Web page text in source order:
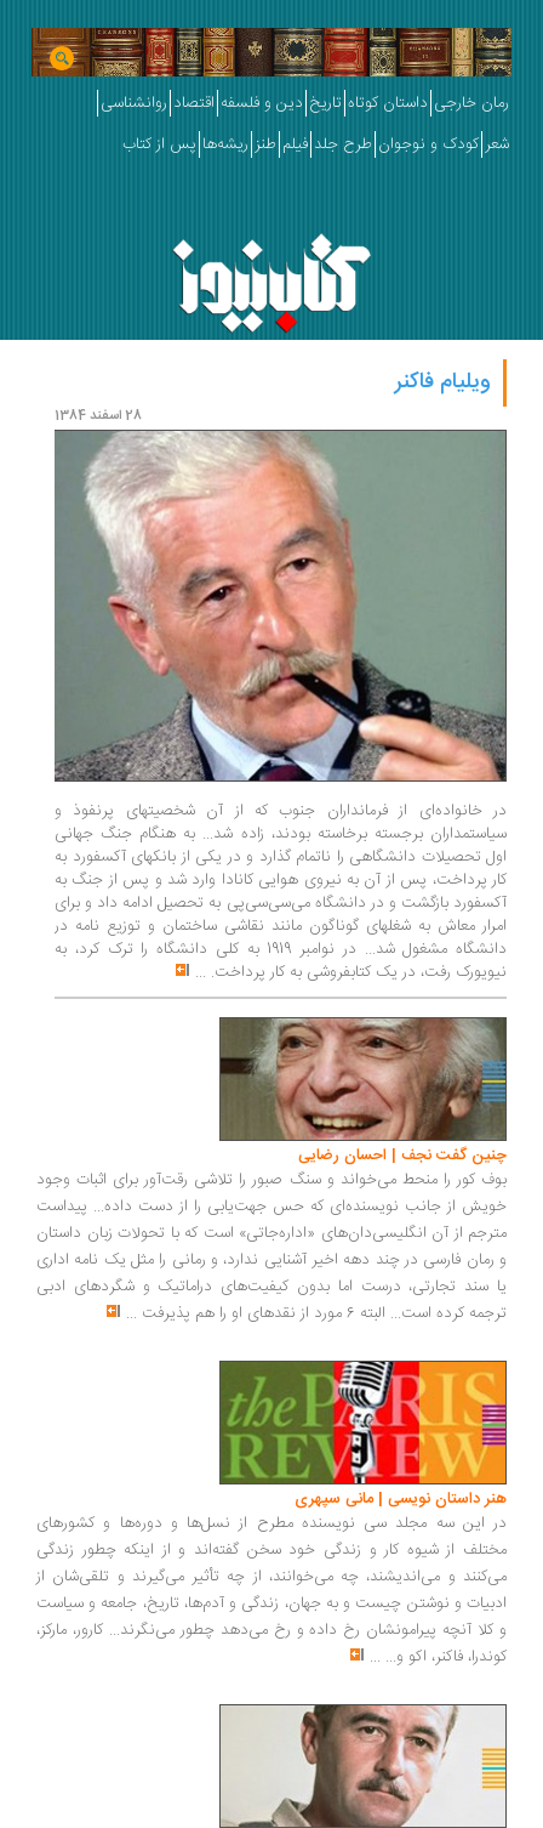
رمان خارجی داستان کوتاه تاریخ دین و فلسفه اقتصاد روانشناسی
شعر کودک و نوجوان طرح جلد فیلم طنز ریشه‌ها پس از کتاب
ویلیام فاکنر
28 اسفند 1384
در خانواده‌ای از فرمانداران جنوب که از آن شخصیتهای پرنفوذ و
سیاستمداران برجسته برخاسته بودند، زاده شد... به هنگام جنگ جهانی
اول تحصیلات دانشگاهی را ناتمام گذارد و در یکی از بانکهای آکسفورد به
کار پرداخت، پس از آن به نیروی هوایی کانادا وارد شد و پس از جنگ به
آکسفورد بازگشت و در دانشگاه می‌سی‌سی‌پی به تحصیل ادامه داد و برای
امرار معاش به شغلهای گوناگون مانند نقاشی ساختمان و توزیع نامه در
دانشگاه مشغول شد... در نوامبر 1919 به کلی دانشگاه را ترک کرد، به
نیویورک رفت، در یک کتابفروشی به کار پرداخت. ...
چنین گفت نجف | احسان رضایی
بوف کور را منحط می‌خواند و سنگ صبور را تلاشی رقت‌آور برای اثبات وجود
خویش از جانب نویسنده‌ای که حس جهت‌یابی را از دست داده... پیداست
مترجم از آن انگلیسی‌دان‌های «اداره‌جاتی» است که با تحولات زبان داستان
و رمان فارسی در چند دهه اخیر آشنایی ندارد، و رمانی را مثل یک نامه اداری
یا سند تجارتی، درست اما بدون کیفیت‌های دراماتیک و شگردهای ادبی
ترجمه کرده است... البته 6 مورد از نقدهای او را هم پذیرفت
...
هنر داستان نویسی | مانی سپهری
در این سه مجلد سی نویسنده مطرح از نسل‌ها و دوره‌ها و کشورهای
مختلف از شیوه کار و زندگی خود سخن گفته‌اند و از اینکه چطور زندگی
می‌کنند و می‌اندیشند، چه می‌خوانند، از چه تأثیر می‌گیرند و تلقی‌شان از
ادبیات و نوشتن چیست و به جهان، زندگی و آدم‌ها، تاریخ، جامعه و سیاست
و کلا آنچه پیرامونشان رخ داده و رخ می‌دهد چطور می‌نگرند... کارور، مارکز،
کوندرا، فاکنر، اکو و... ...